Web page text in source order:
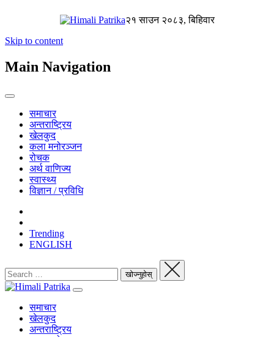
२१ साउन २०८३, बिहिवार
Skip to content
Main Navigation
समाचार
अन्तराष्ट्रिय
खेलकुद
कला मनोरञ्जन
रोचक
अर्थ वाणिज्य
स्वास्थ्य
विज्ञान / प्रविधि
Trending
ENGLISH
समाचार
खेलकुद
अन्तराष्ट्रिय